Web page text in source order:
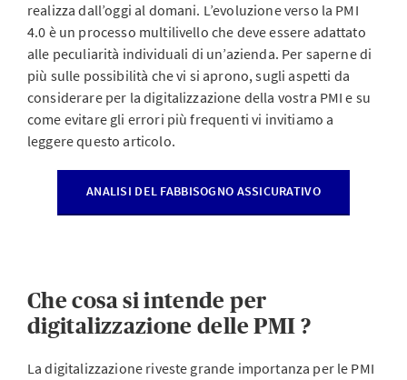
realizza dall’oggi al domani. L’evoluzione verso la PMI
4.0 è un processo multilivello che deve essere adattato
alle peculiarità individuali di un’azienda. Per saperne di
più sulle possibilità che vi si aprono, sugli aspetti da
considerare per la digitalizzazione della vostra PMI e su
come evitare gli errori più frequenti vi invitiamo a
leggere questo articolo.
ANALISI DEL FABBISOGNO ASSICURATIVO
Che cosa si intende per
digitalizzazione delle PMI ?
La digitalizzazione riveste grande importanza per le PMI